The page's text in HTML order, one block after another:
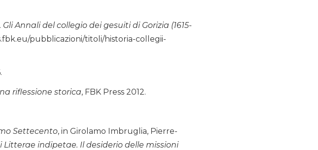
Annali del collegio dei gesuiti di Gorizia (1615-
pubblicazioni/titoli/historia-collegii-
riflessione storica, FBK Press 2012.
Settecento, in Girolamo Imbruglia, Pierre-
Litterae indipetae. Il desiderio delle missioni